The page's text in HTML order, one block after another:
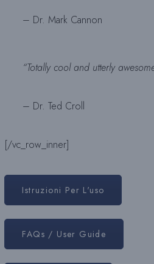
– Dr. Mark Cannon
“Totally cool and utterly
– Dr. Ted Croll
[/vc_row_inner]
Istruzioni Per L'uso
FAQs / User Guide